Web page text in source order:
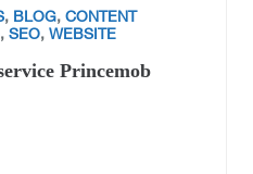
, BLOG, CONTENT
, SEO, WEBSITE
Princemob